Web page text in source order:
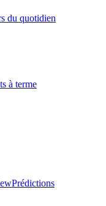
du quotidien
à terme
Prédictions